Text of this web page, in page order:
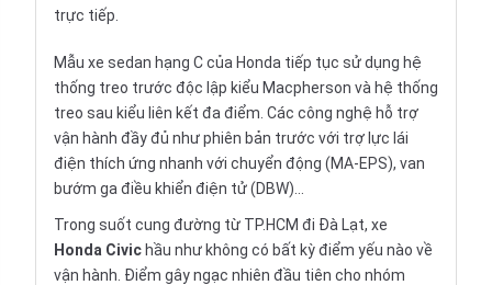
trực tiếp.
Mẫu xe sedan hạng C của Honda tiếp tục sử dụng hệ
thống treo trước độc lập kiểu Macpherson và hệ thống
treo sau kiểu liên kết đa điểm. Các công nghệ hỗ trợ
vận hành đầy đủ như phiên bản trước với trợ lực lái
điện thích ứng nhanh với chuyển động (MA-EPS), van
bướm ga điều khiển điện tử (DBW)…
Trong suốt cung đường từ TP.HCM đi Đà Lạt, xe
Honda Civic hầu như không có bất kỳ điểm yếu nào về
vận hành. Điểm gây ngạc nhiên đầu tiên cho nhóm